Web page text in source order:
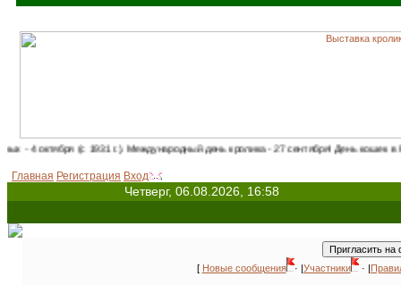
(с 1931 г.). Международный день кролика - 27 сентября! День кошек в России -
Главная Регистрация Вход
Четверг, 06.08.2026, 16:58
[ Новые сообщения · |Участники · |